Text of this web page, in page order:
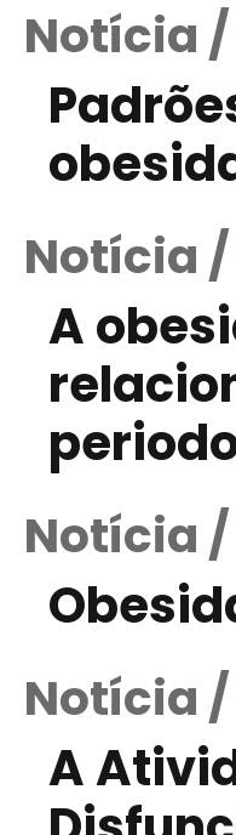
Notícia /
Notícia /
A
Notícia
Notícia
A